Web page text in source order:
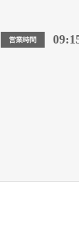
営業時間